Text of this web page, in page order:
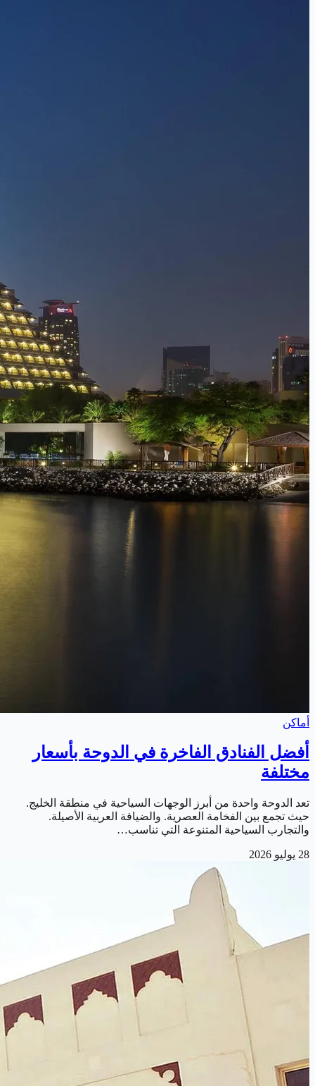
أماكن
أفضل الفنادق الفاخرة في الدوحة بأسعار
مختلفة
تعد الدوحة واحدة من أبرز الوجهات السياحية في منطقة الخليج.
حيث تجمع بين الفخامة العصرية. والضيافة العربية الأصيلة.
والتجارب السياحية المتنوعة التي تناسب…
28 يوليو 2026